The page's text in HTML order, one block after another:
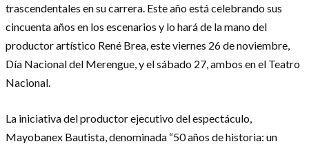
trascendentales en su carrera. Este año está celebrando sus
cincuenta años en los escenarios y lo hará de la mano del
productor artístico René Brea, este viernes 26 de noviembre,
Día Nacional del Merengue, y el sábado 27, ambos en el Teatro
Nacional.
La iniciativa del productor ejecutivo del espectáculo,
Mayobanex Bautista, denominada “50 años de historia: un